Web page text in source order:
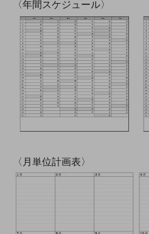
〈年間スケジュール〉
〈月単位計画表〉